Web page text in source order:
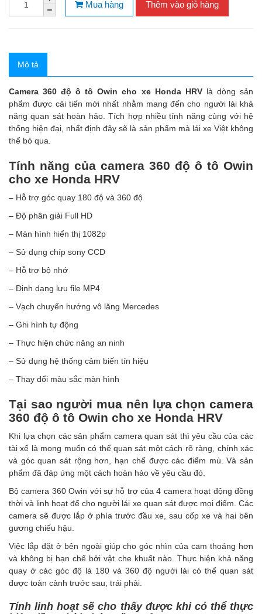
Mua hàng Thêm vào giỏ hàng
Mô tả
Camera 360 độ ô tô Owin cho xe Honda HRV là dòng sản
phẩm được cải tiến mới nhất nhằm mang đến cho người lái khả
năng quan sát hoàn hảo. Tích hợp nhiều tính năng cùng với hệ
thống hiện đại, nhất định đây sẽ là sản phẩm mà lái xe Việt không
thể bỏ qua.
Tính năng của camera 360 độ ô tô Owin
cho xe Honda HRV
– Hỗ trợ góc quay 180 độ và 360 độ
– Độ phân giải Full HD
– Màn hình hiển thị 1082p
– Sử dụng chíp sony CCD
– Hỗ trợ bộ nhớ
– Định dạng lưu file MP4
– Vạch chuyển hướng vô lăng Mercedes
– Ghi hình tự động
– Thực hiện chức năng an ninh
– Sử dụng hệ thống cảm biến tín hiệu
– Thay đổi màu sắc màn hình
Tại sao người mua nên lựa chọn camera
360 độ ô tô Owin cho xe Honda HRV
Khi lựa chọn các sản phẩm camera quan sát thì yêu cầu của các
tài xế là mong muốn có thể quan sát một cách rõ ràng, chính xác
và góc quan sát rộng hơn, hạn chế được các điểm mù. Và sản
phẩm đã đáp ứng một cách hoàn hảo về yêu cầu đó.
Bộ camera 360 Owin với sự hỗ trợ của 4 camera hoạt động đồng
thời và linh hoạt để cho người lái xe quan sát được mọi điểm. Các
camera sẽ được lắp ở phía trước đầu xe, sau cốp xe và hai bên
gương chiếu hậu.
Việc lắp đặt ở bên ngoài giúp cho góc nhìn của cam thoáng hơn
và không bị hạn chế bởi vật che khuất nào. Thực hiện khả năng
quay ở các góc độ là 180 và 360 độ người lái có thể quan sát
được toàn cảnh trước sau, trái phải.
Tính linh hoạt sẽ cho thấy được khi có thể thực